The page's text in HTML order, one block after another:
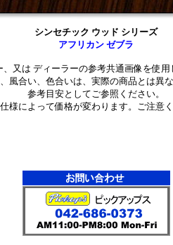
シンセチック ウッド シリーズ
アフリカン ゼブラ
、又は ディーラーの参考共通画像を使用
風合い、色合いは、実際の商品とは異な
参考目安としてご参照ください。
様によって価格が変わります。ご注意く
ー：サバーバン_クローム/ステンレス_
バラード_クローム/
/ステンレス_パーツ・トレイルブレー
_クローム/ステンレス_
レス_パーツ・
ーペ_クローム/ステンレス・ＣＴＳス
Ｓ_カスタムグリル・
ローム/ステンレス・ＳＴＳ_クローム/
レス・フュージョン_
ーター_クローム/ステンレス・ＬＳ_カ
テンレス・タウンカー_
ーム/ステンレス_パーツ・タイタン_ク
ム/ステンレス_
エクストレール_クローム/ステンレス_